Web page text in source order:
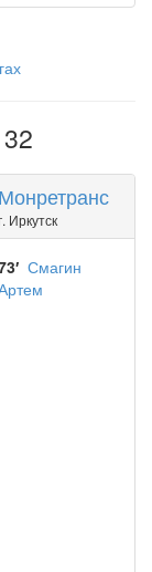
Монретранс
Иркутск
Смагин